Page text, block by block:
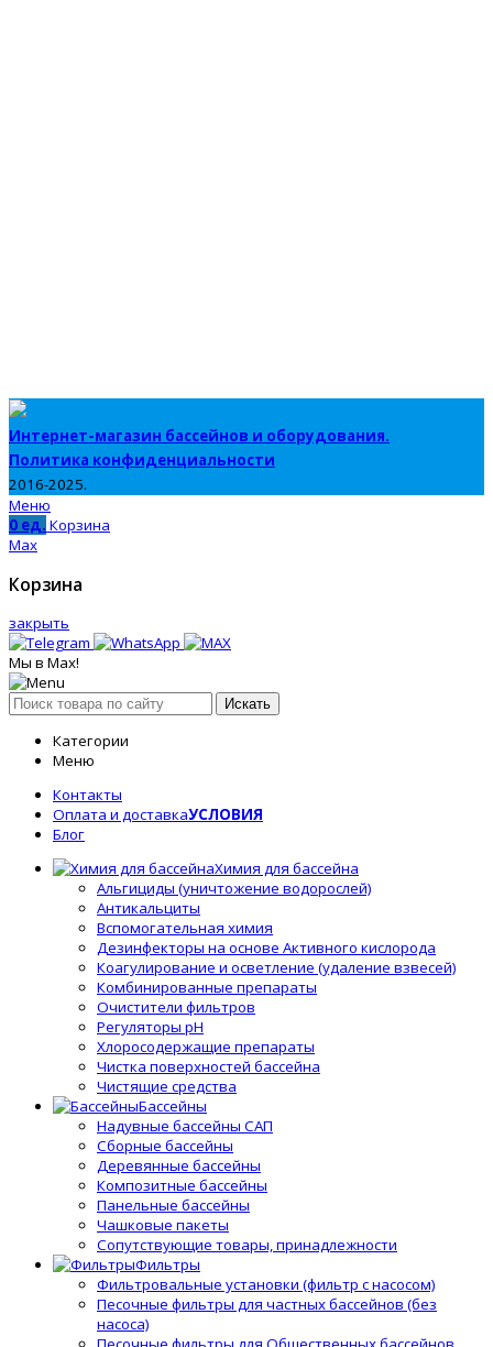
Интернет-магазин бассейнов и оборудования.
Политика конфиденциальности
2016-2025.
Меню
0 ед. Корзина
Max
Корзина
закрыть
Мы в Max!
Искать
Категории
Меню
Контакты
Оплата и доставкаУСЛОВИЯ
Блог
Химия для бассейна
Альгициды (уничтожение водорослей)
Антикальциты
Вспомогательная химия
Дезинфекторы на основе Активного кислорода
Коагулирование и осветление (удаление взвесей)
Комбинированные препараты
Очистители фильтров
Регуляторы pH
Хлоросодержащие препараты
Чистка поверхностей бассейна
Чистящие средства
Бассейны
Надувные бассейны САП
Сборные бассейны
Деревянные бассейны
Композитные бассейны
Панельные бассейны
Чашковые пакеты
Сопутствующие товары, принадлежности
Фильтры
Фильтровальные установки (фильтр с насосом)
Песочные фильтры для частных бассейнов (без
насоса)